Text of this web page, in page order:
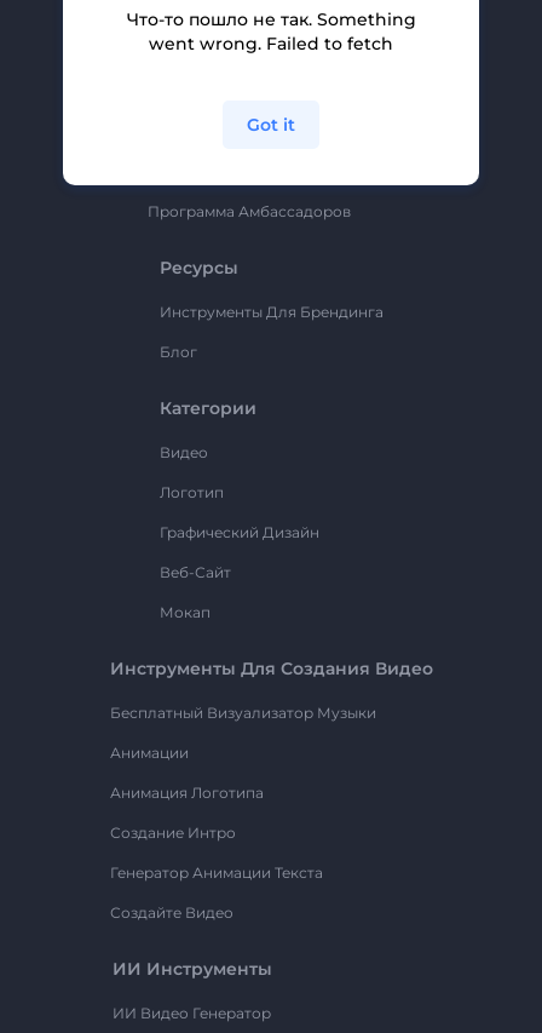
Партнерская Программа
Политика Конфиденциальности
Программа Амбассадоров
Ресурсы
Инструменты Для Брендинга
Блог
Категории
Видео
Логотип
Графический Дизайн
Веб-Сайт
Мокап
Инструменты Для Создания Видео
Бесплатный Визуализатор Музыки
Анимации
Анимация Логотипа
Создание Интро
Генератор Анимации Текста
Создайте Видео
ИИ Инструменты
ИИ Видео Генератор
Что-то пошло не так. Something
went wrong. Failed to fetch
Got it